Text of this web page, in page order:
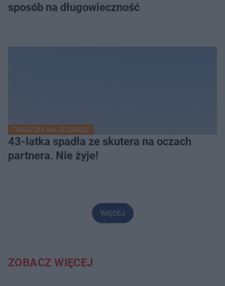
sposób na długowieczność
TRAGEDIA NA JEZIORZE
43-latka spadła ze skutera na oczach
partnera. Nie żyje!
WIĘCEJ
ZOBACZ WIĘCEJ